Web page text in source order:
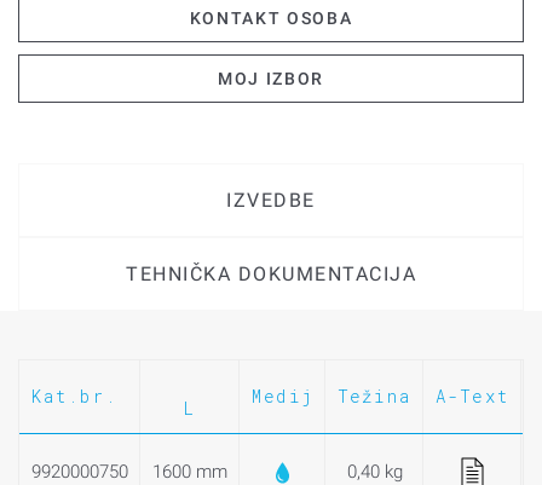
KONTAKT OSOBA
MOJ IZBOR
IZVEDBE
TEHNIČKA DOKUMENTACIJA
Kat.br.
L
Medij Težina A-Text
9920000750 1600 mm 0,40 kg